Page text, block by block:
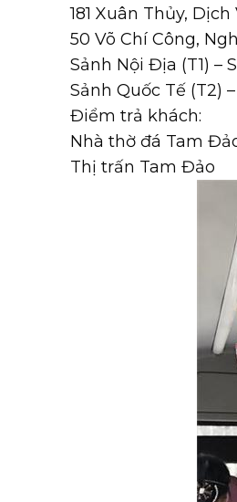
181 Xuân Thủy,
50 Võ Chí Công,
Sảnh Nội Địa (T1) –
Sảnh Quốc Tế (T2)
Điểm trả khách:
Nhà thờ đá Tam
Thị trấn Tam Đảo